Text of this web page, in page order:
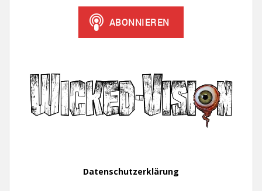
Datenschutzerklärung